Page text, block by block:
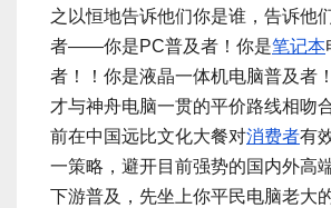
之以恒地告诉他们你是谁，告诉他
者——你是PC普及者！你是笔记本
者！！你是液晶一体机电脑普及者
才与神舟电脑一贯的平价路线相吻
前在中国远比文化大餐对消费者有
一策略，避开目前强势的国内外高
下游普及，先坐上你平民电脑老大